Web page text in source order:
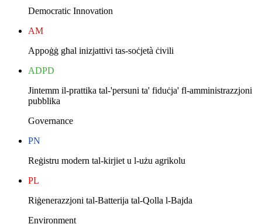
Democratic Innovation
AM
Appoġġ għal inizjattivi tas-soċjetà ċivili
ADPD
Jintemm il-prattika tal-'persuni ta' fiduċja' fl-amministrazzjoni
pubblika
Governance
PN
Reġistru modern tal-kirjiet u l-użu agrikolu
PL
Riġenerazzjoni tal-Batterija tal-Qolla l-Bajda
Environment